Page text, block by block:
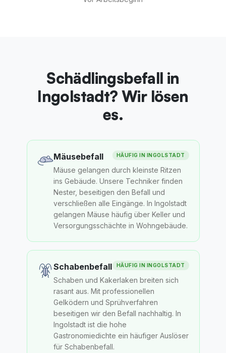
Schädlingsbefall in
Ingolstadt? Wir lösen
es.
Mäusebefall HÄUFIG IN INGOLSTADT
Mäuse gelangen durch kleinste Ritzen
ins Gebäude. Unsere Techniker finden
Nester, beseitigen den Befall und
verschließen alle Eingänge. In Ingolstadt
gelangen Mäuse häufig über Keller und
Versorgungsschächte in Wohngebäude.
Schabenbefall HÄUFIG IN INGOLSTADT
Schaben und Kakerlaken breiten sich
rasant aus. Mit professionellen
Gelködern und Sprühverfahren
beseitigen wir den Befall nachhaltig. In
Ingolstadt ist die hohe
Gastronomiedichte ein häufiger Auslöser
für Schabenbefall.